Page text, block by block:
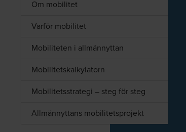
Om mobilitet
Varför mobilitet
Mobiliteten i allmännyttan
Mobilitetskalkylatorn
Mobilitetsstrategi – steg för steg
Allmännyttans mobilitetsprojekt